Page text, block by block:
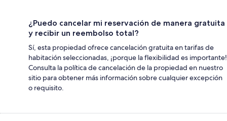
¿Puedo cancelar mi reservación de manera gratuita
y recibir un reembolso total?
Sí, esta propiedad ofrece cancelación gratuita en tarifas de
habitación seleccionadas, ¡porque la flexibilidad es importante!
Consulta la política de cancelación de la propiedad en nuestro
sitio para obtener más información sobre cualquier excepción
o requisito.